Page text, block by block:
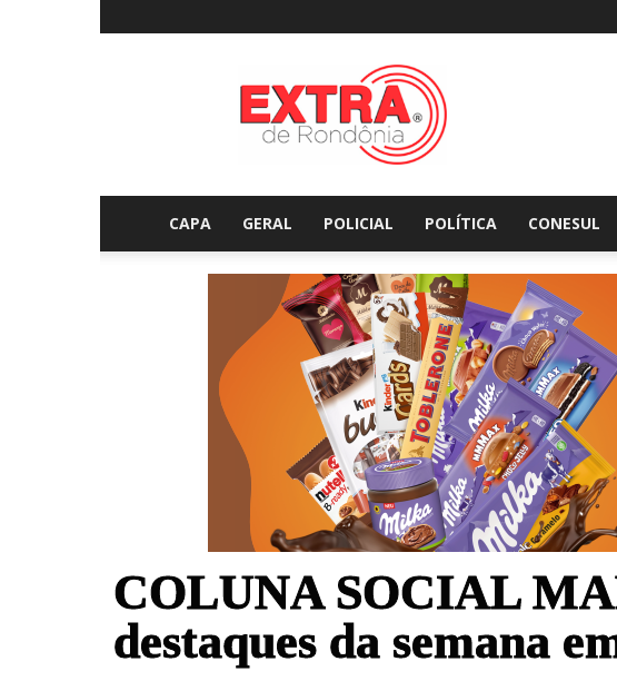
Extraderondonia.com.br
CAPA GERAL POLICIAL POLÍTICA CONESUL
COLUNA SOCIAL
destaques da semana